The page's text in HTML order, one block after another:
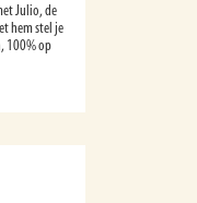
Julio, de
hem stel je
100% op